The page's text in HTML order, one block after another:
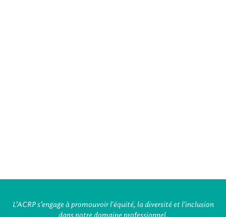
L’ACRP s’engage à promouvoir l'équité, la diversité et l'inclusion
dans notre domaine professionnel.